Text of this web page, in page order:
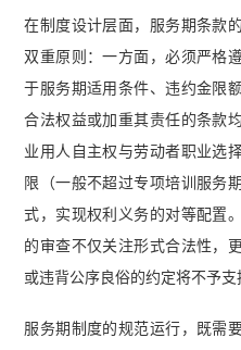
在制度设计层面，服务期条款
双重原则：一方面，必须严格
于服务期适用条件、违约金限
合法权益或加重其责任的条款
业用人自主权与劳动者职业选
限（一般不超过专项培训服务
式，实现权利义务的对等配置
的审查不仅关注形式合法性，
或违背公序良俗的约定将不予支
服务期制度的规范运行，既需